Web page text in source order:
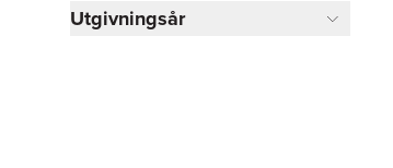
Utgivningsår